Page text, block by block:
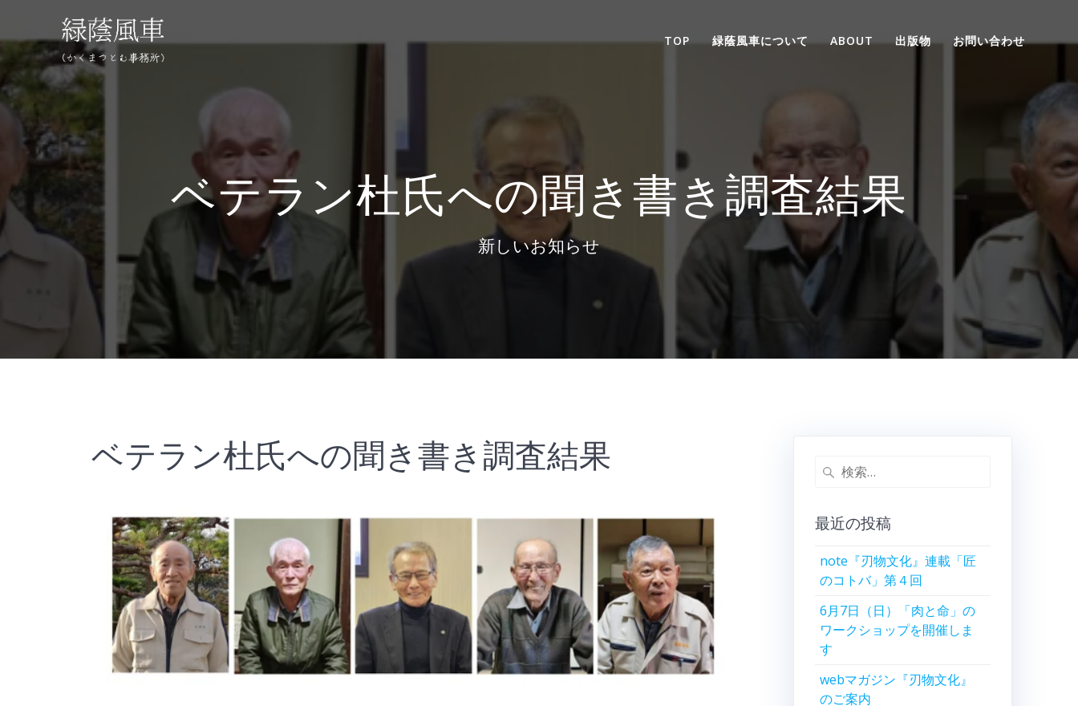
テ
ツ
へ
プ
TOP 緑蔭風車について ABOUT 出版物 お問い合わせ
ベテラン杜氏への聞き書き調査結果
新しいお知らせ
ベテラン杜氏への聞き書き調査結果
検
最近の投稿
note『刃物文化』連載「匠
のコトバ」第４回
6月7日（日）「肉と命」の
ワークショップを開催しま
す
webマガジン『刃物文化』
のご案内